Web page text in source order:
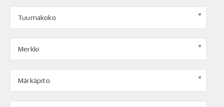
Tuumakoko
Merkki
Märkäpito